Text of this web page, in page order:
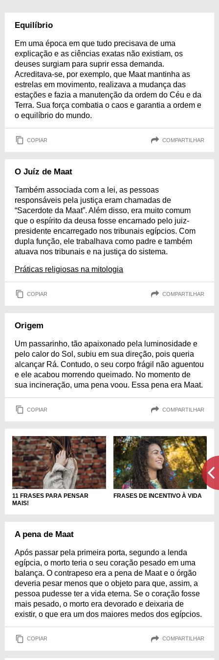
Equilíbrio
Em uma época em que tudo precisava de uma
explicação e as ciências exatas não existiam, os
deuses surgiam para suprir essa demanda.
Acreditava-se, por exemplo, que Maat mantinha as
estrelas em movimento, realizava a mudança das
estações e fazia a manutenção da ordem do Céu e da
Terra. Sua força combatia o caos e garantia a ordem e
o equilíbrio do mundo.
COPIAR COMPARTILHAR
O Juíz de Maat
Também associada com a lei, as pessoas
responsáveis pela justiça eram chamadas de
“Sacerdote da Maat”. Além disso, era muito comum
que o espírito da deusa fosse encarnado pelo juiz-
presidente encarregado nos tribunais egípcios. Com
dupla função, ele trabalhava como padre e também
atuava nos tribunais e na justiça do sistema.
Práticas religiosas na mitologia
COPIAR COMPARTILHAR
Origem
Um passarinho, tão apaixonado pela luminosidade e
pelo calor do Sol, subiu em sua direção, pois queria
alcançar Rá. Contudo, o seu corpo frágil não aguentou
e ele acabou morrendo queimado. No momento de
sua incineração, uma pena voou. Essa pena era Maat.
COPIAR COMPARTILHAR
11 FRASES PARA PENSAR
MAIS!
FRASES DE INCENTIVO À VIDA
A pena de Maat
Após passar pela primeira porta, segundo a lenda
egípcia, o morto teria o seu coração pesado em uma
balança. O contrapeso era a pena de Maat e o órgão
deveria pesar menos que o objeto para que, assim, a
pessoa pudesse ter a vida eterna. Se o coração fosse
mais pesado, o morto era devorado e deixaria de
existir, o que era um dos maiores medos dos egípcios.
COPIAR COMPARTILHAR